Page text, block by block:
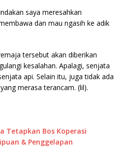
saya meresahkan
dan mau ngasih ke adik
tersebut akan diberikan
kesalahan. Apalagi, senjata
api. Selain itu, juga tidak ada
merasa terancam. (lil).
Tetapkan Bos Koperasi
& Penggelapan